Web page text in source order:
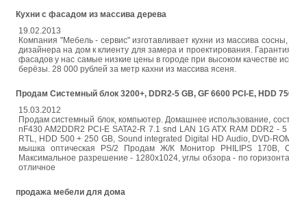
Кухни с фасадом из массива дерева
19.02.2013
Компания "Мебель - сервис" изготавливает кухни из массива
дизайнера на дом к клиенту для замера и проектирования.
фасадов у нас самые низкие цены в городе при высоком качестве
берёзы. 28 000 рублей за метр кахни из массива ясеня.
Продам Cистемный блок 3200+, DDR2-5 GB, GF 6600 PCI-E, HDD
15.03.2012
Продам системный блок, компьютер. Домашнее использование,
nF430 AM2DDR2 PCI-E SATA2-R 7.1 snd LAN 1G ATX RAM DDR2 -
RTL, HDD 500 + 250 GB, Sound integrated Digital HD Audio, DVD-
мышка оптическая PS/2 Продам Ж/К Монитор PHILIPS 170B,
Максимальное разрешение - 1280x1024, углы обзора - по
отличное
продажа мебели для дома